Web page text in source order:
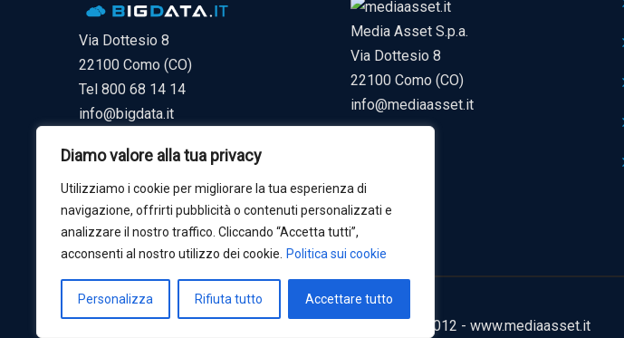
Diamo valore alla tua privacy
Utilizziamo i cookie per migliorare la tua esperienza di
navigazione, offrirti pubblicità o contenuti personalizzati e
analizzare il nostro traffico. Cliccando “Accetta tutti”,
acconsenti al nostro utilizzo dei cookie.
Politica sui cookie
Personalizza Rifiuta tutto Accettare tutto
Via Dottesio 8
22100 Como (CO)
Tel 800 68 14 14
info@bigdata.it
Media Asset S.p.a.
Via Dottesio 8
22100 Como (CO)
info@mediaasset.it
© Copyright 2025 - Media Asset S.p.a. P.IVA 11305210012 - www.mediaasset.it